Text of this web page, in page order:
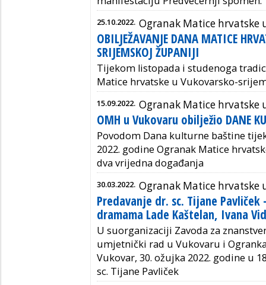
25.10.2022. Ogranak Matice hrvatske
OBILJEŽAVANJE DANA MATICE
SRIJEMSKOJ ŽUPANIJI
Tijekom listopada i studenoga
Matice hrvatske u Vukovarsko-
15.09.2022. Ogranak Matice hrvatske
OMH u Vukovaru obilježio DANE
Povodom Dana kulturne baštine
2022. godine Ogranak Matice
dva vrijedna događanja
30.03.2022. Ogranak Matice hrvatske
Predavanje dr. sc. Tijane
dramama Lade Kaštelan, Ivana
U suorganizaciji Zavoda za
umjetnički rad u Vukovaru i
Vukovar, 30. ožujka 2022. godine u
sc. Tijane Pavliček